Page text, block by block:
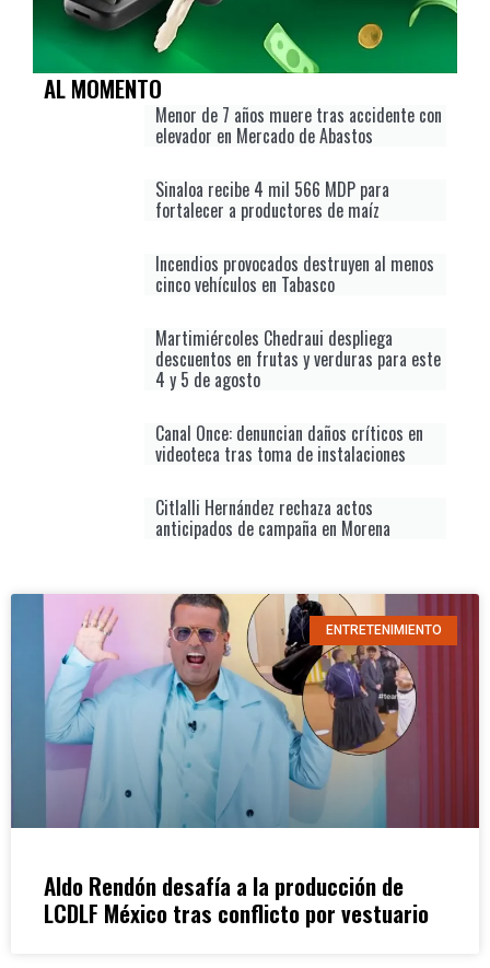
AL MOMENTO
Menor de 7 años muere tras accidente con
elevador en Mercado de Abastos
Sinaloa recibe 4 mil 566 MDP para
fortalecer a productores de maíz
Incendios provocados destruyen al menos
cinco vehículos en Tabasco
Martimiércoles Chedraui despliega
descuentos en frutas y verduras para este
4 y 5 de agosto
Canal Once: denuncian daños críticos en
videoteca tras toma de instalaciones
Citlalli Hernández rechaza actos
anticipados de campaña en Morena
ENTRETENIMIENTO
Aldo Rendón desafía a la producción de
LCDLF México tras conflicto por vestuario